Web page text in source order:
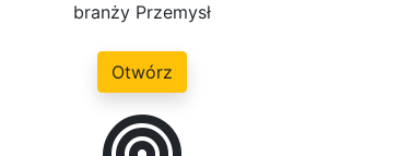
branży Przemysł
Otwórz